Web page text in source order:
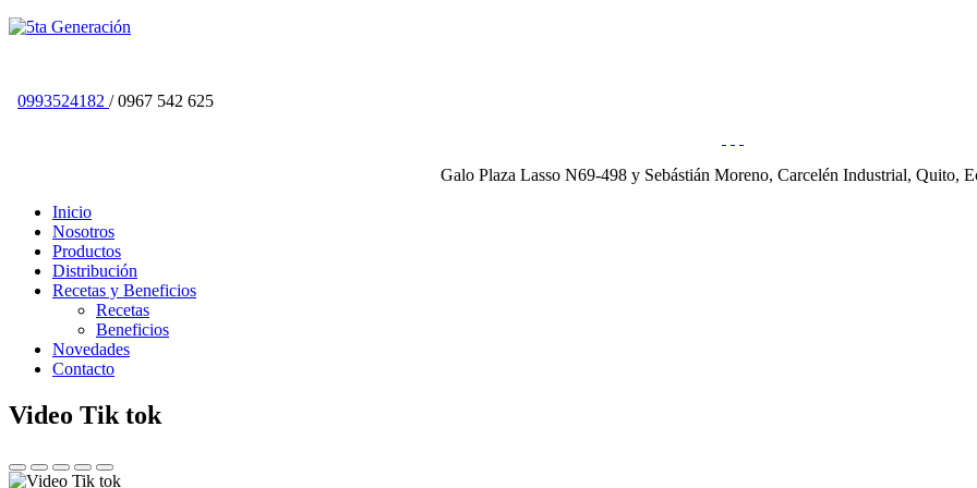
0993524182 / 0967 542 625
Galo Plaza Lasso N69-498 y Sebástián Moreno, Carcelén Industrial, Quito,
Inicio
Nosotros
Productos
Distribución
Recetas y Beneficios
Recetas
Beneficios
Novedades
Contacto
Video Tik tok